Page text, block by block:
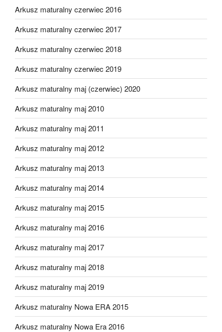
Arkusz maturalny czerwiec 2016
Arkusz maturalny czerwiec 2017
Arkusz maturalny czerwiec 2018
Arkusz maturalny czerwiec 2019
Arkusz maturalny maj (czerwiec) 2020
Arkusz maturalny maj 2010
Arkusz maturalny maj 2011
Arkusz maturalny maj 2012
Arkusz maturalny maj 2013
Arkusz maturalny maj 2014
Arkusz maturalny maj 2015
Arkusz maturalny maj 2016
Arkusz maturalny maj 2017
Arkusz maturalny maj 2018
Arkusz maturalny maj 2019
Arkusz maturalny Nowa ERA 2015
Arkusz maturalny Nowa Era 2016